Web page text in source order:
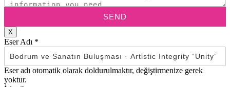
SEND
X
Eser Adı *
Eser adı otomatik olarak doldurulmaktır, değiştirmenize gerek
yoktur.